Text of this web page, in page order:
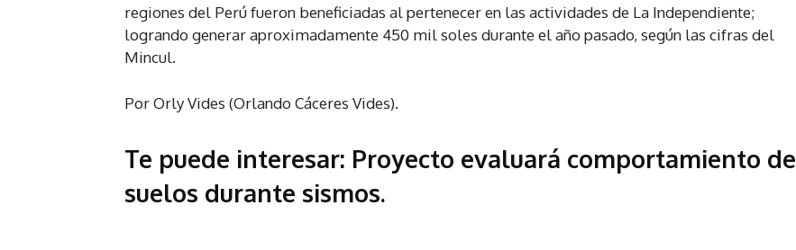
regiones del Perú fueron beneficiadas al pertenecer en las actividades de La Independiente;
logrando generar aproximadamente 450 mil soles durante el año pasado, según las cifras del
Mincul.
Por Orly Vides (Orlando Cáceres Vides).
Te puede interesar: Proyecto evaluará comportamiento de
suelos durante sismos.